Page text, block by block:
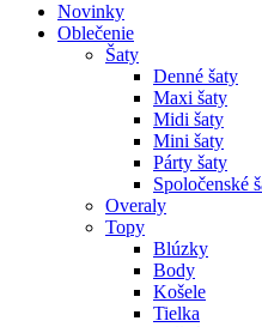
Novinky
Oblečenie
Šaty
Denné šaty
Maxi šaty
Midi šaty
Mini šaty
Párty šaty
Spoločenské
Overaly
Topy
Blúzky
Body
Košele
Tielka